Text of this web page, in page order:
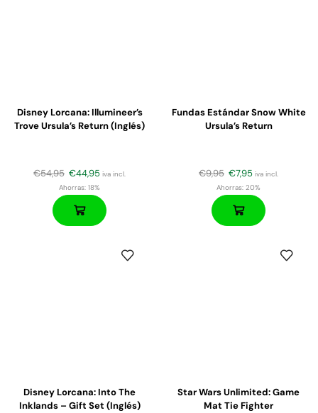
Disney Lorcana: Illumineer’s
Trove Ursula’s Return (Inglés)
€54,95 €44,95 iva incl.
Ahorras: 18%
Fundas Estándar Snow White
Ursula’s Return
€9,95 €7,95 iva incl.
Ahorras: 20%
Disney Lorcana: Into The
Inklands – Gift Set (Inglés)
Star Wars Unlimited: Game
Mat Tie Fighter